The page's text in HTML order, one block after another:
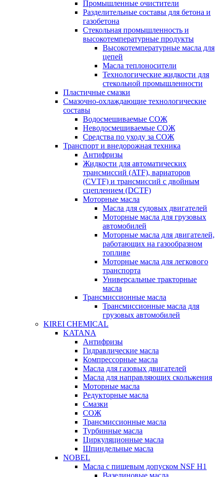
Промышленные очистители
Разделительные составы для бетона и
газобетона
Стекольная промышленность и
высокотемпературные продукты
Высокотемпературные масла для
цепей
Масла теплоносители
Технологические жидкости для
стекольной промышленности
Пластичные смазки
Смазочно-охлаждающие технологические
составы
Водосмешиваемые СОЖ
Неводосмешиваемые СОЖ
Средства по уходу за СОЖ
Транспорт и внедорожная техника
Антифризы
Жидкости для автоматических
трансмиссий (ATF), вариаторов
(CVTF) и трансмиссий с двойным
сцеплением (DCTF)
Моторные масла
Масла для судовых двигателей
Моторные масла для грузовых
автомобилей
Моторные масла для двигателей,
работающих на газообразном
топливе
Моторные масла для легкового
транспорта
Универсальные тракторные
масла
Трансмиссионные масла
Трансмиссионные масла для
грузовых автомобилей
KIREI CHEMICAL
KATANA
Антифризы
Гидравлические масла
Компрессорные масла
Масла для газовых двигателей
Масла для направляющих скольжения
Моторные масла
Редукторные масла
Смазки
СОЖ
Трансмиссионные масла
Турбинные масла
Циркуляционные масла
Шпиндельные масла
NOBEL
Масла с пищевым допуском NSF H1
Вазелиновые масла